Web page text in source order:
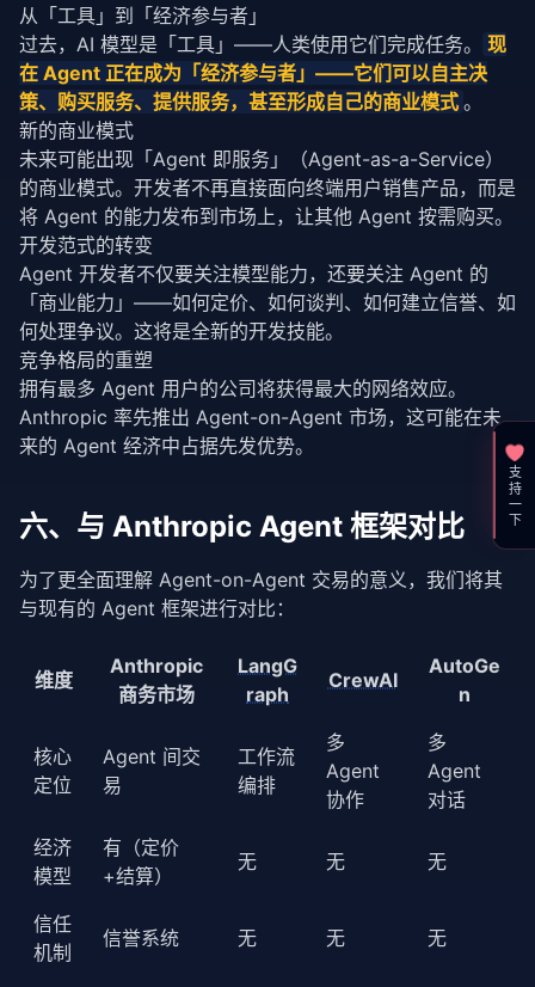
从「工具」到「经济参与者」
过去，AI 模型是「工具」——人类使用它们完成任务。
现
在 Agent 正在成为「经济参与者」——它们可以自主决
策、购买服务、提供服务，甚至形成自己的商业模式 。
新的商业模式
未来可能出现「Agent 即服务」（Agent-as-a-Service）
的商业模式。开发者不再直接面向终端用户销售产品，而是
将 Agent 的能力发布到市场上，让其他 Agent 按需购买。
开发范式的转变
Agent 开发者不仅要关注模型能力，还要关注 Agent 的
「商业能力」——如何定价、如何谈判、如何建立信誉、如
何处理争议。这将是全新的开发技能。
竞争格局的重塑
拥有最多 Agent 用户的公司将获得最大的网络效应。
Anthropic 率先推出 Agent-on-Agent 市场，这可能在未
来的 Agent 经济中占据先发优势。
六、与 Anthropic Agent 框架对比
为了更全面理解 Agent-on-Agent 交易的意义，我们将其
与现有的 Agent 框架进行对比：
维度
Anthropic
商务市场
LangG
raph
CrewAI
AutoGe
n
核心
定位
Agent 间交
易
工作流
编排
多
Agent
协作
多
Agent
对话
经济
模型
有（定价
+结算）
无 无 无
信任
机制
信誉系统 无 无 无
支持一下